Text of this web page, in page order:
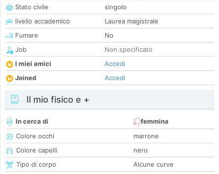
Stato civile
singolo
livello accademico
Laurea magistrale
Fumare
No
Job
Non specificato
I miei amici
Accedi
Joined
Accedi
Il mio fisico e +
In cerca di
femmina
Colore occhi
marrone
Colore capelli
nero
Tipo di corpo
Alcune curve